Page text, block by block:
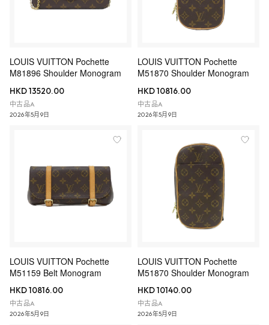
LOUIS VUITTON Pochette
M81896 Shoulder Monogram
HKD 13520.00
中古品A
2026年5月9日
LOUIS VUITTON Pochette
M51870 Shoulder Monogram
HKD 10816.00
中古品A
2026年5月9日
LOUIS VUITTON Pochette
M51159 Belt Monogram
HKD 10816.00
中古品A
2026年5月9日
LOUIS VUITTON Pochette
M51870 Shoulder Monogram
HKD 10140.00
中古品A
2026年5月9日